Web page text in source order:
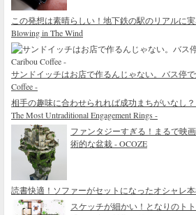
この発想は素晴らしい！地下鉄の駅のリアルに
Blowing in The Wind
サンドイッチはお店で作るんじゃない。バス停
Coffee -
相手の趣味に合わせられれば成功まちがいなし
The Most Untraditional Engagement Rings -
ファンタジーすぎる！まるで映
術的な盆栽 - OCOZE
読書快適！ソファーがセットになったオシャレ本
スケッチが細かい！となりのト